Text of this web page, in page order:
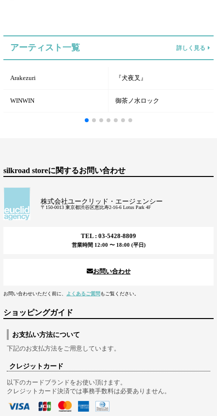
アーティスト一覧 詳しく見る
Arakezuri 『犬夜叉』
WINWIN 御茶ノ水ロック
silkroad storeに関するお問い合わせ
株式会社ユークリッド・エージェンシー
〒150-0013 東京都渋谷区恵比寿2-16-6 Lotus Park 4F
TEL : 03-5428-8809
営業時間 12:00 〜 18:00 (平日)
お問い合わせ
お問い合わせいただく前に、 よくあるご質問 もご覧ください。
ショッピングガイド
お支払い方法について
下記のお支払方法をご用意しています。
クレジットカード
以下のカードブランドをお使い頂けます。
クレジットカード決済では事務手数料は必要ありません。